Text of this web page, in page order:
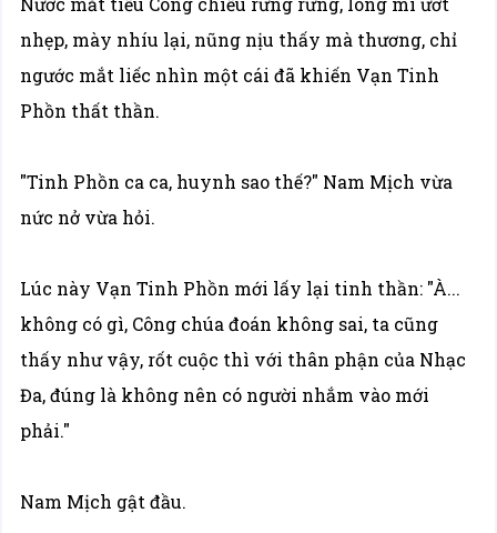
nhẹp, mày nhíu lại, nũng nịu thấy mà thương, chỉ
ngước mắt liếc nhìn một cái đã khiến Vạn Tinh
Phồn thất thần.
"Tinh Phồn ca ca, huynh sao thế?" Nam Mịch vừa
nức nở vừa hỏi.
Lúc này Vạn Tinh Phồn mới lấy lại tinh thần: "À...
không có gì, Công chúa đoán không sai, ta cũng
thấy như vậy, rốt cuộc thì với thân phận của Nhạc
Đa, đúng là không nên có người nhắm vào mới
phải."
Nam Mịch gật đầu.